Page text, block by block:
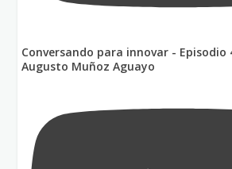
Conversando para innovar - Episodio
Augusto Muñoz Aguayo